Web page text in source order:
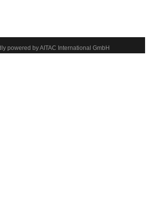
powered by AITAC International GmbH